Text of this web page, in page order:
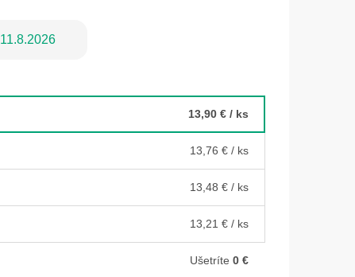
11.8.2026
13,90 € / ks
13,76 € / ks
13,48 € / ks
13,21 € / ks
Ušetríte 0 €